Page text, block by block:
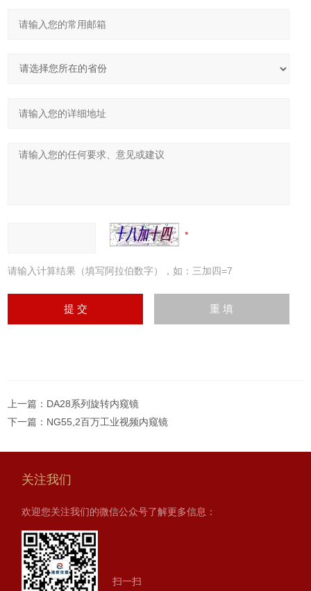
请输入计算结果（填写阿拉伯数字），如：三加四=7
上一篇： DA28系列旋转内窥镜
下一篇： NG55,2百万工业视频内窥镜
关注我们
欢迎您关注我们的微信公众号了解更多信息：
扫一扫